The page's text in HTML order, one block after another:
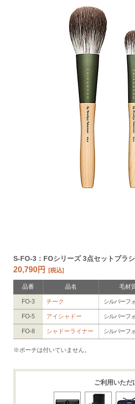
S-FO-3：FOシリーズ 3点セットブラシ
20,790円 [税込]
品番 品名 毛材
FO-3 チーク シルバーフ
FO-5 アイシャドー シルバーフ
FO-8 シャドーライナー シルバーフ
※ポーチは付いていません。
ご利用いただ